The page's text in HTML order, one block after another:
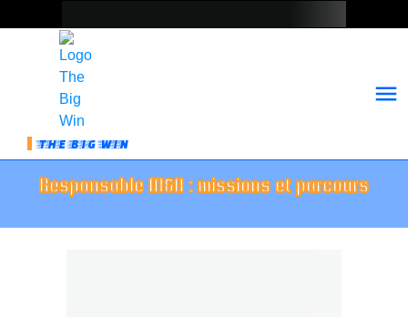
THE BIG WIN
Responsable M&A : missions et parcours